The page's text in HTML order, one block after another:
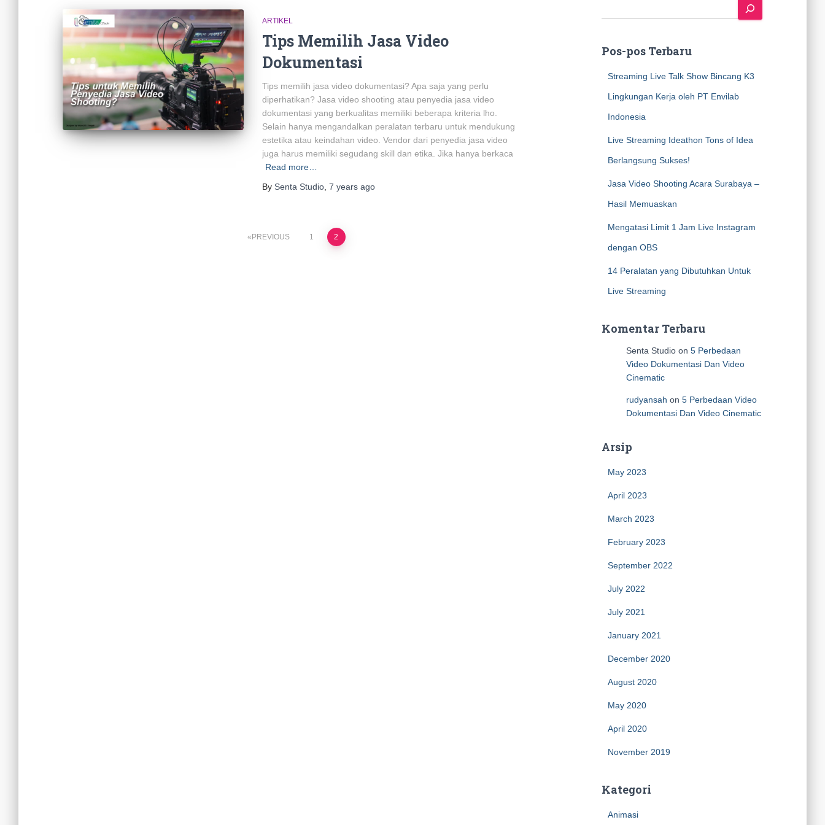
ARTIKEL
Tips Memilih Jasa Video
Dokumentasi
Tips memilih jasa video dokumentasi? Apa saja yang perlu
diperhatikan? Jasa video shooting atau penyedia jasa video
dokumentasi yang berkualitas memiliki beberapa kriteria lho.
Selain hanya mengandalkan peralatan terbaru untuk mendukung
estetika atau keindahan video. Vendor dari penyedia jasa video
juga harus memiliki segudang skill dan etika. Jika hanya berkaca
Read more…
By Senta Studio 7 years ago
PREVIOUS 1 2
e
c
Pos-pos Terbaru
Streaming Live Talk Show Bincang K3
Lingkungan Kerja oleh PT Envilab
Indonesia
Live Streaming Ideathon Tons of Idea
Berlangsung Sukses!
Jasa Video Shooting Acara Surabaya –
Hasil Memuaskan
Mengatasi Limit 1 Jam Live Instagram
dengan OBS
14 Peralatan yang Dibutuhkan Untuk
Live Streaming
Komentar Terbaru
Senta Studioon 5 Perbedaan
Video Dokumentasi Dan Video
Cinematic
rudyansah on 5 Perbedaan Video
Dokumentasi Dan Video Cinematic
Arsip
May 2023
April 2023
March 2023
February 2023
September 2022
July 2022
July 2021
January 2021
December 2020
August 2020
May 2020
April 2020
November 2019
Kategori
Animasi